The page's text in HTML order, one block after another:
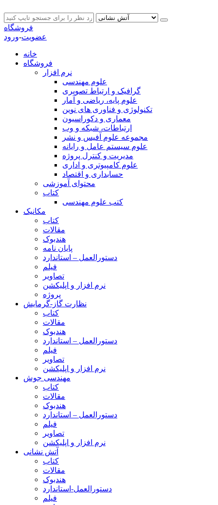
فروشگاه
عضویت-ورود
خانه
فروشگاه
نرم افزار
علوم مهندسی
گرافیک و ارتباط تصویری
علوم پایه، ریاضی و آمار
تکنولوژی و فناوری های نوین
معماری و دکوراسیون
ارتباطات، شبکه و وب
مجموعه علوم آفیس و نشر
علوم سیستم عامل و رایانه
مدیریت و کنترل پروژه
علوم کامپیوتری و اداری
حسابداری و اقتصاد
محتوای آموزشی
کتاب
کتب علوم مهندسی
مکانیک
کتاب
مقالات
هندبوک
پایان نامه
دستورالعمل – استاندارد
فیلم
تصاویر
نرم افزار و اپلیکشن
پروژه
نظارت گاز-گرمایش
کتاب
مقالات
هندبوک
دستورالعمل – استاندارد
فیلم
تصاویر
نرم افزار و اپلیکشن
مهندسی جوش
کتاب
مقالات
هندبوک
دستورالعمل – استاندارد
فیلم
تصاویر
نرم افزار و اپلیکشن
آتش نشانی
کتاب
مقالات
هندبوک
دستورالعمل-استاندارد
فیلم